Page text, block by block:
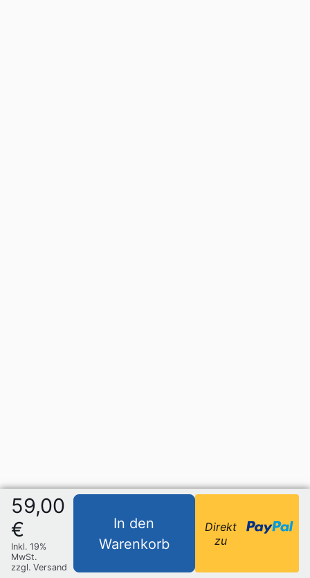
59,00
€
Inkl. 19%
MwSt.
zzgl. Versand
In den
Warenkorb
Direkt
zu